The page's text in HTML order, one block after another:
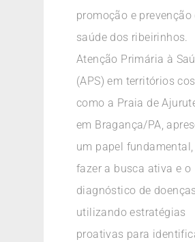
promoção e prevenção
saúde dos ribeirinhos.
Atenção Primária à
(APS) em territórios
como a Praia de
em Bragança/PA,
um papel
fazer a busca ativa e o
diagnóstico de
utilizando estratégias
proativas para